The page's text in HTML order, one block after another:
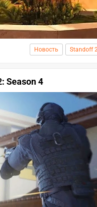
Новость Standoff
Season 4